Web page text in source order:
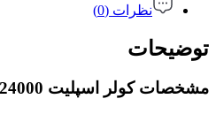
نظرات (0)
توضیحات
مشخصات کولر اسپلیت 24000 هایسنس hisens: